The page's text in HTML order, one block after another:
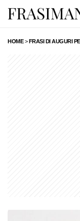
HOME>FRASI DI AUGURI